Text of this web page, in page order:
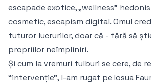
escapade exotice, „wellness”
cosmetic, escapism digital. Omul
tuturor lucrurilor, doar că - fără să
propriilor neîmpliniri.
Și cum la vremuri tulburi se cere, de
“intervenție”, l-am rugat pe Iosua